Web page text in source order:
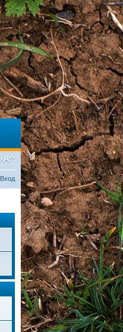
Вход